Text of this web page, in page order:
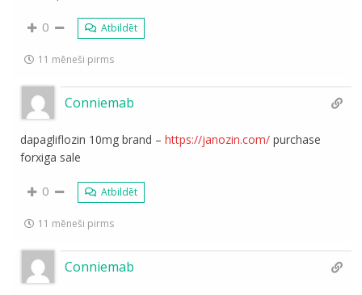
0 Atbildēt
11 mēneši pirms
Conniemab
dapagliflozin 10mg brand –https://janozin.com/ purchase
forxiga sale
0 Atbildēt
11 mēneši pirms
Conniemab